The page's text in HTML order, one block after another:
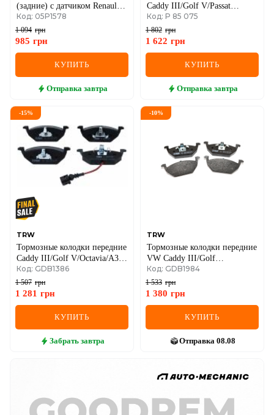
(задние) с датчиком Renault
Master III
Код: 05P1578
1 094 грн
985 грн
КУПИТЬ
Отправка завтра
Caddy III/Golf V/Passat
B6/Octavia A5
Код: P 85 075
1 802 грн
1 622 грн
КУПИТЬ
Отправка завтра
-15%
TRW
Тормозные колодки передние
Caddy III/Golf V/Octavia/A3
03- (с датчиком)
Код: GDB1386
1 507 грн
1 281 грн
КУПИТЬ
Забрать завтра
-10%
TRW
Тормозные колодки передние
VW Caddy III/Golf
V/Octavia/A3 96-
Код: GDB1984
1 533 грн
1 380 грн
КУПИТЬ
Отправка 08.08